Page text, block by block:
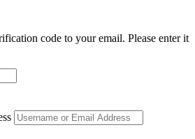
code to your email. Please enter it